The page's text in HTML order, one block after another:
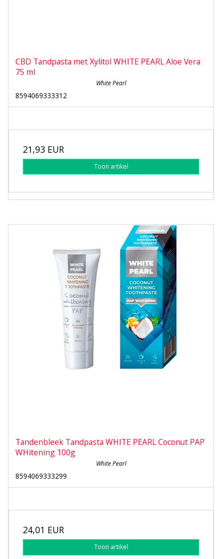
CBD Tandpasta met Xylitol WHITE PEARL Aloe Vera
75 ml
White Pearl
8594069333312
21,93 EUR
Toon artikel
Tandenbleek Tandpasta WHITE PEARL Coconut PAP
WHitening 100g
White Pearl
8594069333299
24,01 EUR
Toon artikel